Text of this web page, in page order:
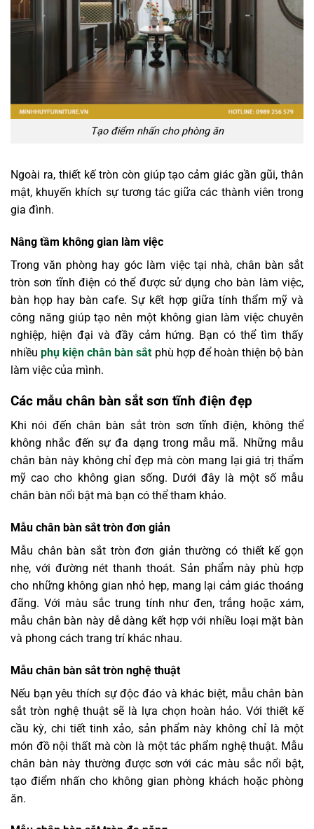
Tạo điểm nhấn cho phòng ăn
Ngoài ra, thiết kế tròn còn giúp tạo cảm giác gần gũi, thân
mật, khuyến khích sự tương tác giữa các thành viên trong
gia đình.
Nâng tầm không gian làm việc
Trong văn phòng hay góc làm việc tại nhà, chân bàn sắt
tròn sơn tĩnh điện có thể được sử dụng cho bàn làm việc,
bàn họp hay bàn cafe. Sự kết hợp giữa tính thẩm mỹ và
công năng giúp tạo nên một không gian làm việc chuyên
nghiệp, hiện đại và đầy cảm hứng. Bạn có thể tìm thấy
nhiều phụ kiện chân bàn sắt phù hợp để hoàn thiện bộ bàn
làm việc của mình.
Các mẫu chân bàn sắt sơn tĩnh điện đẹp
Khi nói đến chân bàn sắt tròn sơn tĩnh điện, không thể
không nhắc đến sự đa dạng trong mẫu mã. Những mẫu
chân bàn này không chỉ đẹp mà còn mang lại giá trị thẩm
mỹ cao cho không gian sống. Dưới đây là một số mẫu
chân bàn nổi bật mà bạn có thể tham khảo.
Mẫu chân bàn sắt tròn đơn giản
Mẫu chân bàn sắt tròn đơn giản thường có thiết kế gọn
nhẹ, với đường nét thanh thoát. Sản phẩm này phù hợp
cho những không gian nhỏ hẹp, mang lại cảm giác thoáng
đãng. Với màu sắc trung tính như đen, trắng hoặc xám,
mẫu chân bàn này dễ dàng kết hợp với nhiều loại mặt bàn
và phong cách trang trí khác nhau.
Mẫu chân bàn sắt tròn nghệ thuật
Nếu bạn yêu thích sự độc đáo và khác biệt, mẫu chân bàn
sắt tròn nghệ thuật sẽ là lựa chọn hoàn hảo. Với thiết kế
cầu kỳ, chi tiết tinh xảo, sản phẩm này không chỉ là một
món đồ nội thất mà còn là một tác phẩm nghệ thuật. Mẫu
chân bàn này thường được sơn với các màu sắc nổi bật,
tạo điểm nhấn cho không gian phòng khách hoặc phòng
ăn.